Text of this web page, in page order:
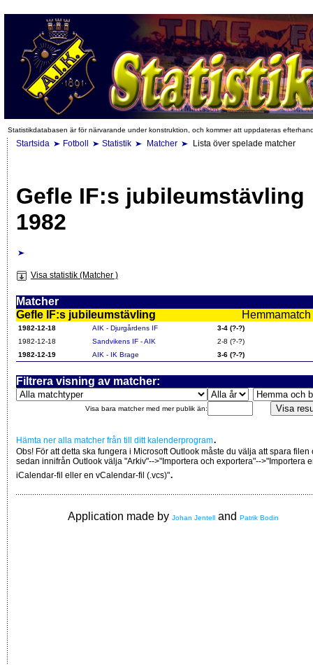
Statistikdatabasen är för närvarande under konstruktion, och kommer att uppdateras
Startsida Fotboll Statistik Matcher Lista över spelade matcher
Gefle IF:s jubileumstävling
1982
Visa statistik (Matcher )
Matcher
Gefle IF:s jubileumstävling
1982-12-18 AIK - Djurgårdens IF
3-4 (?-?)
1982-12-18
Sandvikens IF - AIK
2-8 (?-?)
1982-12-19
AIK - IK Brage 3-6 (?-?)
Filtrera visning av matcher:
Visa bara matcher med mer publik än:
Hämta ner alla matcher från till ditt kalenderprogram.
Obs! För att detta ska fungera i Microsoft Outlook måste du välja att spara filen
sedan innifrån Outlook välja "Arkiv"-->"Importera och exportera"-->"Importera
iCalendar-fil eller en vCalendar-fil (.vcs)".
Application made by Johan Jentell and Patrik Bodin